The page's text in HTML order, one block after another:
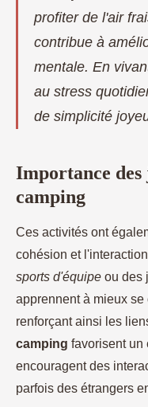
profiter de l'air
contribue à
mentale. En
au stress
de simplicité
Importance
camping
Ces activités ont
cohésion et
sports d'équipe ou des
apprennent à mieux
renforçant ainsi les
camping favorisent un
encouragent des
parfois des étrangers